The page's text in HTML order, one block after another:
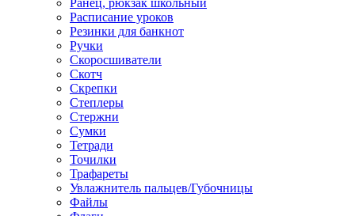
Ранец, рюкзак школьный
Расписание уроков
Резинки для банкнот
Ручки
Скоросшиватели
Скотч
Скрепки
Степлеры
Стержни
Сумки
Тетради
Точилки
Трафареты
Увлажнитель пальцев/Губочницы
Файлы